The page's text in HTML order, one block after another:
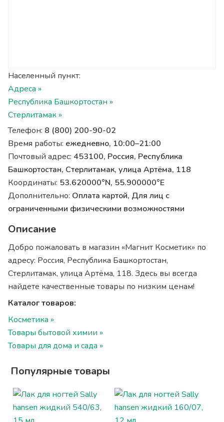
Населенный пункт:
Адреса »
Республика Башкортостан »
Стерлитамак »
Телефон: 8 (800) 200-90-02
Время работы: ежедневно, 10:00–21:00
Почтовый адрес: 453100, Россия, Республика
Башкортостан, Стерлитамак, улица Артёма, 118
Координаты: 53.620000°N, 55.900000°E
Дополнительно: Оплата картой, Для лиц с
ограниченными физическими возможностями
Описание
Добро пожаловать в магазин «Магнит Косметик» по
адресу: Россия, Республика Башкортостан,
Стерлитамак, улица Артёма, 118. Здесь вы всегда
найдете качественные товары по низким ценам!
Каталог товаров:
Косметика »
Товары бытовой химии »
Товары для дома и сада »
Популярные товары